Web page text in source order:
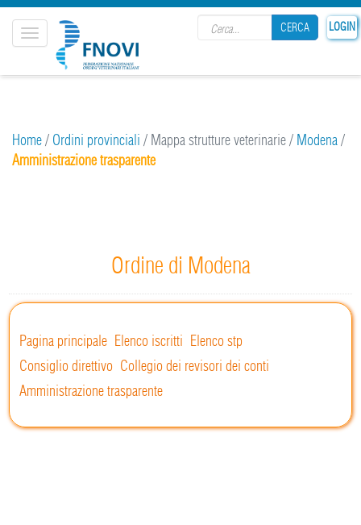
LOGIN
CERCA
Toggle
navigation
Home/ Ordini provinciali / Mappa strutture veterinarie/ Modena/
Amministrazione trasparente
Ordine di Modena
Pagina principale Elenco iscritti Elenco stp
Consiglio direttivo Collegio dei revisori dei conti
Amministrazione trasparente